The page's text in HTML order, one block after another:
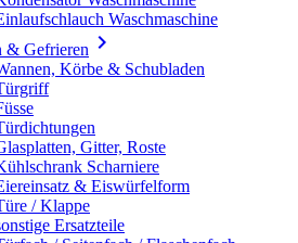
Waschmaschine
& Gefrieren 
Körbe & Schubladen
Gitter, Roste
Scharniere
& Eiswürfelform
/ Klappe
Ersatzteile